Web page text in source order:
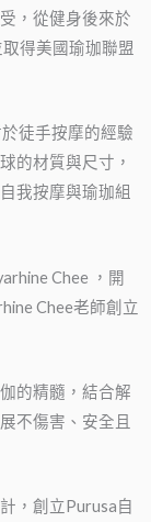
，從健身後來於
得美國瑜珈聯盟
徒手按摩的經驗
的材質與尺寸，
我按摩與瑜珈組
Chee ，開
Chee老師創立
的精髓，結合解
不傷害、安全且
，創立Purusa自